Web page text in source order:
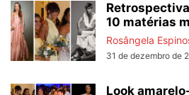
10 matérias
Rosângela
31 de dezembro de
Look